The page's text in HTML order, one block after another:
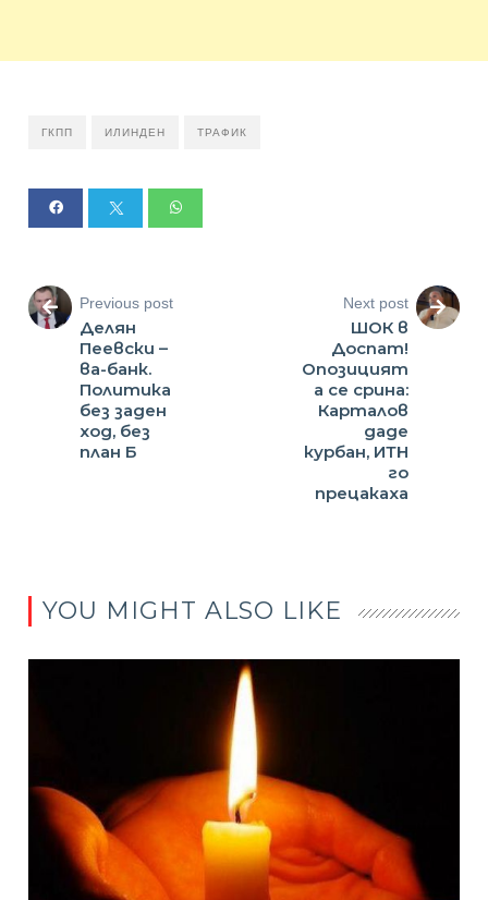
ГКПП ИЛИНДЕН ТРАФИК
Previous post
Делян
Пеевски –
ва-банк.
Политика
без заден
ход, без
план Б
Next post
ШОК в
Доспат!
Опозицият
а се срина:
Карталов
даде
курбан, ИТН
го
прецакаха
YOU MIGHT ALSO LIKE